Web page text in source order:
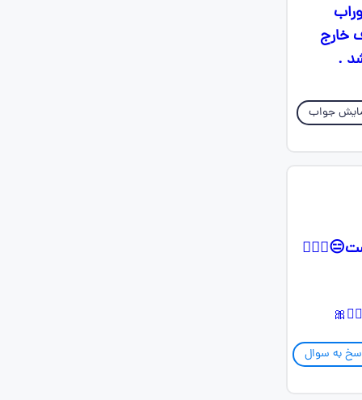
کنه و بگه : یک هشت پا دارای ۸ کفش و ۸ جوراب
خارج
.
جواب
به سوال